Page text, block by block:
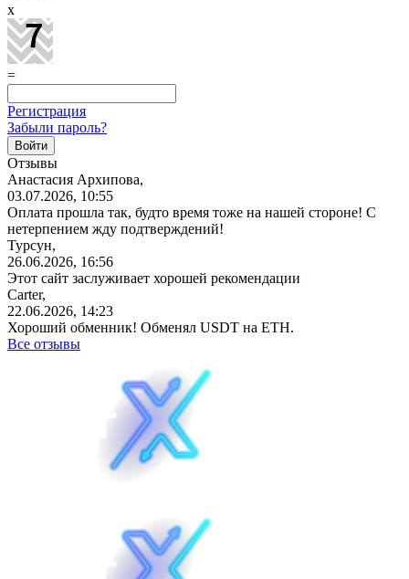
x
=
Регистрация
Забыли пароль?
Отзывы
Анастасия Архипова,
03.07.2026, 10:55
Оплата прошла так, будто время тоже на нашей стороне! С
нетерпением жду подтверждений!
Турсун,
26.06.2026, 16:56
Этот сайт заслуживает хорошей рекомендации
Carter,
22.06.2026, 14:23
Хороший обменник! Обменял USDT на ETH.
Все отзывы